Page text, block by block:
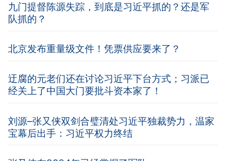
九门提督陈源失踪，到底是习近平抓的？还是军
队抓的？
北京发布重量级文件！凭票供应要来了？
迂腐的元老们还在讨论习近平下台方式；习派已
经关上了中国大门要批斗资本家了！
刘源–张又侠双剑合璧清处习近平独裁势力，温家
宝幕后出手：习近平权力终结